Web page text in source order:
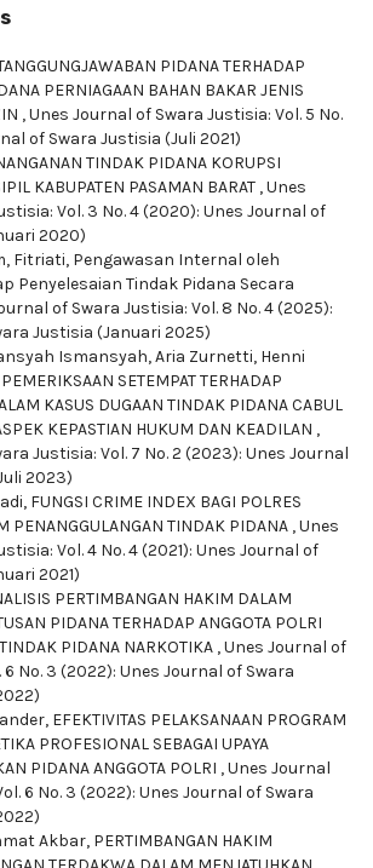
PIDANA TERHADAP
PERNIAGAAN BAHAN BAKAR JENIS
,Unes Journal of Swara Justisia: Vol. 5 No.
of Swara Justisia (Juli 2021)
TINDAK PIDANA KORUPSI
KABUPATEN PASAMAN BARAT ,Unes
Vol. 3 No. 4 (2020): Unes Journal of
2020)
Fitriati, Pengawasan Internal oleh
Penyelesaian Tindak Pidana Secara
of Swara Justisia: Vol. 8 No. 4 (2025):
Justisia (Januari 2025)
Ismansyah, Aria Zurnetti, Henni
SETEMPAT TERHADAP
KASUS DUGAAN TINDAK PIDANA CABUL
KEPASTIAN HUKUM DAN KEADILAN ,
Justisia: Vol. 7 No. 2 (2023): Unes Journal
2023)
FUNGSI CRIME INDEX BAGI POLRES
PENANGGULANGAN TINDAK PIDANA ,Unes
Vol. 4 No. 4 (2021): Unes Journal of
2021)
PERTIMBANGAN HAKIM DALAM
PIDANA TERHADAP ANGGOTA POLRI
PIDANA NARKOTIKA ,Unes Journal of
6 No. 3 (2022): Unes Journal of Swara
EFEKTIVITAS PELAKSANAAN PROGRAM
PROFESIONAL SEBAGAI UPAYA
PIDANA ANGGOTA POLRI ,Unes Journal
6 No. 3 (2022): Unes Journal of Swara
Akbar, PERTIMBANGAN HAKIM